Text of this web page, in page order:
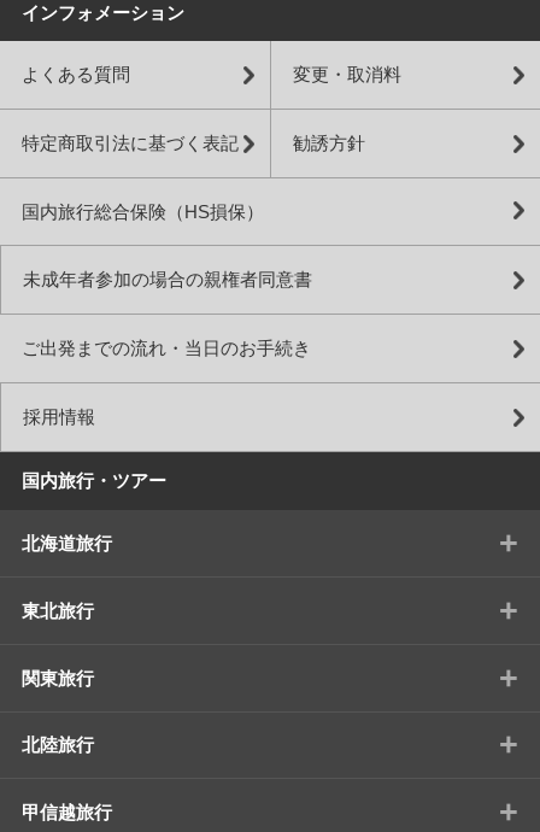
インフォメーション
よくある質問 変更・取消料
特定商取引法に基づく表記 勧誘方針
国内旅行総合保険（HS損保）
未成年者参加の場合の親権者同意書
ご出発までの流れ・当日のお手続き
採用情報
国内旅行・ツアー
北海道旅行 +
東北旅行 +
関東旅行 +
北陸旅行 +
甲信越旅行 +